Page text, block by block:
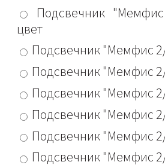
Подсвечник
цвет
Подсвечник "Мемфис
Подсвечник "Мемфис
Подсвечник "Мемфис
Подсвечник "Мемфис
Подсвечник "Мемфис
Подсвечник "Мемфис